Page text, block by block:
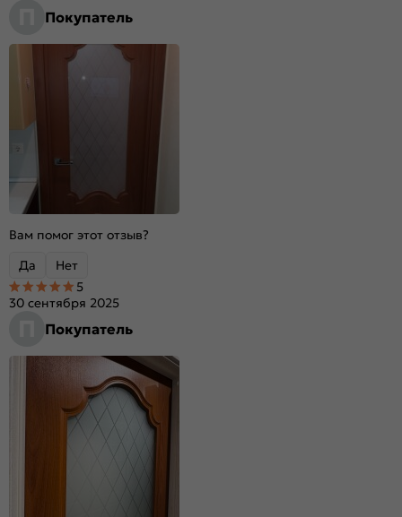
Покупатель
Вам помог этот отзыв?
Да
Нет
Покупатель
30 сентября 2025
5